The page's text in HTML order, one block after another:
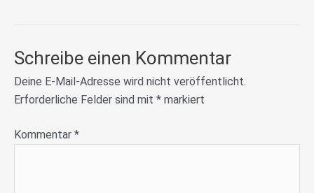
Schreibe einen Kommentar
Deine E-Mail-Adresse wird nicht veröffentlicht.
Erforderliche Felder sind mit * markiert
Kommentar *